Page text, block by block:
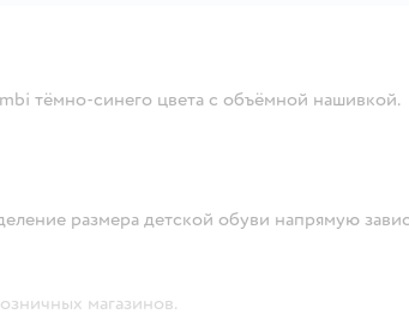
тёмно-синего цвета с объёмной нашивкой.
размера детской обуви напрямую
магазинов.